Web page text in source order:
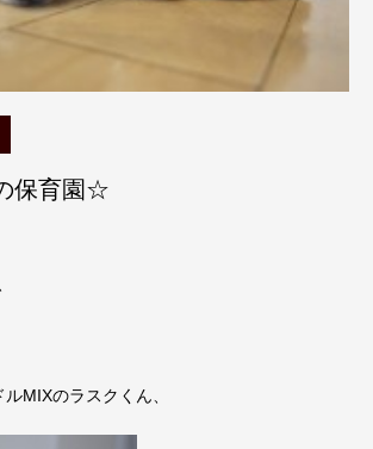
保育園☆
MIXのラスクくん、